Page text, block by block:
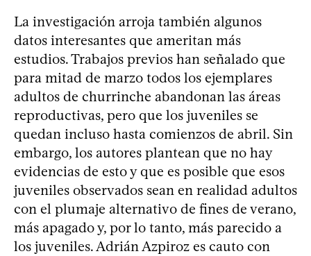
La investigación arroja también algunos
datos interesantes que ameritan más
estudios. Trabajos previos han señalado que
para mitad de marzo todos los ejemplares
adultos de churrinche abandonan las áreas
reproductivas, pero que los juveniles se
quedan incluso hasta comienzos de abril. Sin
embargo, los autores plantean que no hay
evidencias de esto y que es posible que esos
juveniles observados sean en realidad adultos
con el plumaje alternativo de fines de verano,
más apagado y, por lo tanto, más parecido a
los juveniles. Adrián Azpiroz es cauto con